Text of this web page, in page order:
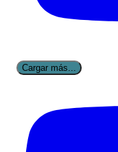
Cargar más...